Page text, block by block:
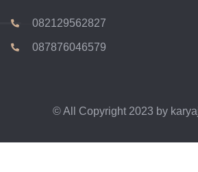
082129562827
087876046579
© All Copyright 2023 by